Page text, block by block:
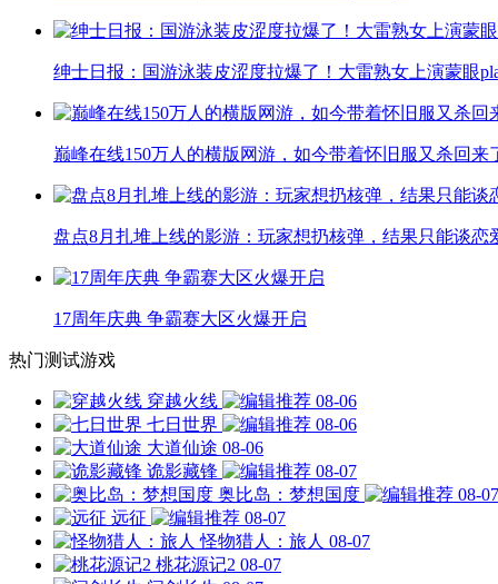
绅士日报：国游泳装皮涩度拉爆了！大雷熟女上演蒙眼
巅峰在线150万人的横版网游，如今带着怀旧服又杀回来
盘点8月扎堆上线的影游：玩家想扔核弹，结果只能谈恋
17周年庆典 争霸赛大区火爆开启
热门测试游戏
穿越火线
08-06
七日世界
08-06
大道仙途 08-06
诡影藏锋
08-07
奥比岛：梦想国度
08-07
远征
08-07
怪物猎人：旅人 08-07
桃花源记2 08-07